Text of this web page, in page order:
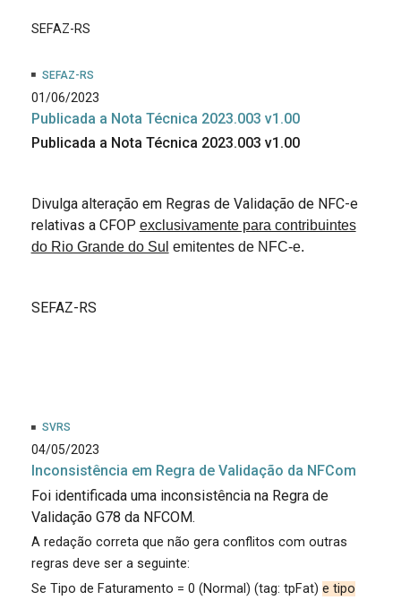
SEFAZ-RS
SEFAZ-RS
01/06/2023
Publicada a Nota Técnica 2023.003 v1.00
Publicada a Nota Técnica 2023.003 v1.00
Divulga alteração em Regras de Validação de NFC-e
relativas a CFOP exclusivamente para contribuintes
do Rio Grande do Sul emitentes de NFC-e.
SEFAZ-RS
SVRS
04/05/2023
Inconsistência em Regra de Validação da NFCom
Foi identificada uma inconsistência na Regra de
Validação G78 da NFCOM.
A redação correta que não gera conflitos com outras
regras deve ser a seguinte:
Se Tipo de Faturamento = 0 (Normal) (tag: tpFat) e tipo